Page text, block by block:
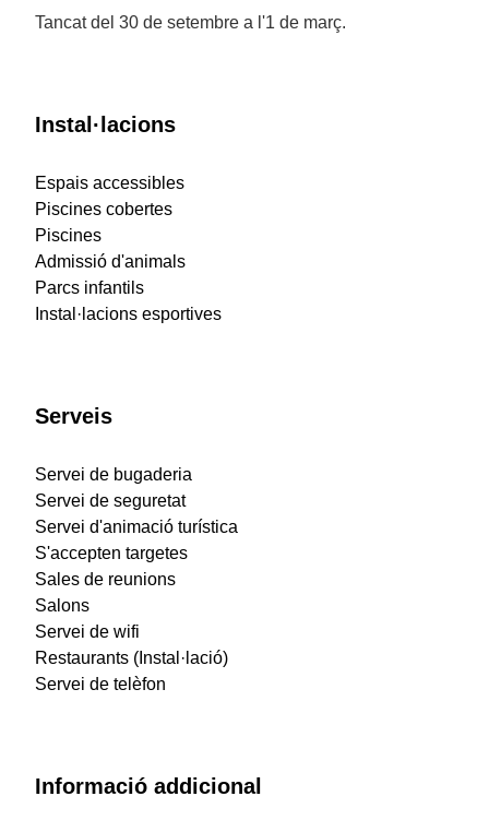
Tancat del 30 de setembre a l'1 de març.
Instal·lacions
Espais accessibles
Piscines cobertes
Piscines
Admissió d'animals
Parcs infantils
Instal·lacions esportives
Serveis
Servei de bugaderia
Servei de seguretat
Servei d'animació turística
S'accepten targetes
Sales de reunions
Salons
Servei de wifi
Restaurants (Instal·lació)
Servei de telèfon
Informació addicional